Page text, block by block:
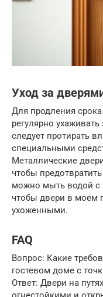
Уход за
Для продления
регулярно
следует протирать
специальными
Металлические
чтобы
можно мыть водой с
чтобы двери в моем
ухоженными.
FAQ
Вопрос: Какие
гостевом доме с
Ответ: Двери на